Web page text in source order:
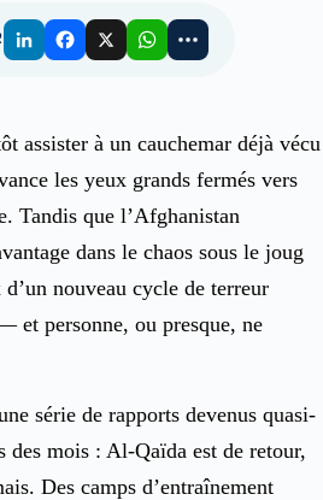
assister à un cauchemar déjà vécu
les yeux grands fermés vers
Tandis que l’Afghanistan
dans le chaos sous le joug
nouveau cycle de terreur
et personne, ou presque, ne
série de rapports devenus quasi-
des mois : Al-Qaïda est de retour,
Des camps d’entraînement